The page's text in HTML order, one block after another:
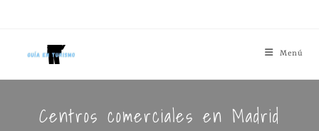
Menú
Centros comerciales en Madrid